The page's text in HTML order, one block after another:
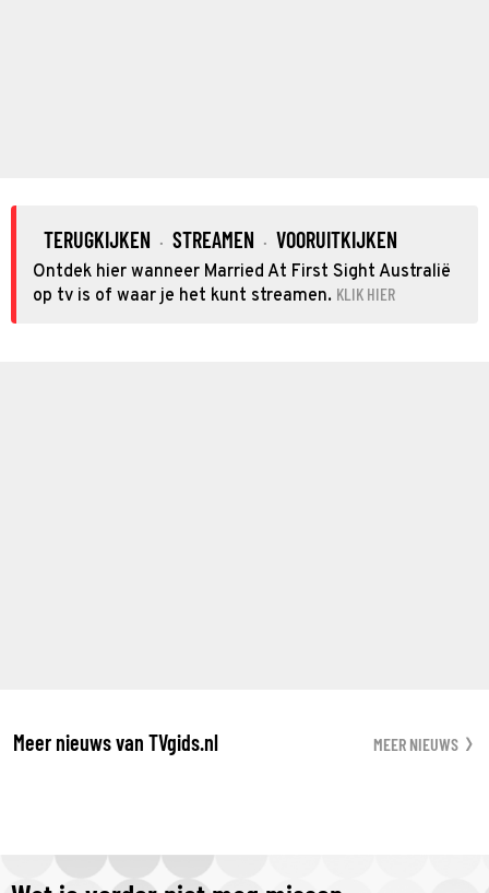
TERUGKIJKEN · STREAMEN · VOORUITKIJKEN
Ontdek hier wanneer Married At First Sight Australië
op tv is of waar je het kunt streamen. KLIK HIER
Meer nieuws van TVgids.nl MEER NIEUWS